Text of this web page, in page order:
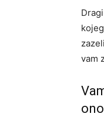
vam